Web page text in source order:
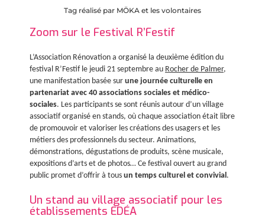
Tag réalisé par MÖKA et les volontaires
Zoom sur le Festival R’Festif
L’Association Rénovation a organisé la deuxième édition du
festival R’Festif le jeudi 21 septembre au Rocher de Palmer,
une manifestation basée sur une journée culturelle en
partenariat avec 40 associations sociales et médico-
sociales. Les participants se sont réunis autour d’un village
associatif organisé en stands, où chaque association était libre
de promouvoir et valoriser les créations des usagers et les
métiers des professionnels du secteur. Animations,
démonstrations, dégustations de produits, scène musicale,
expositions d’arts et de photos… Ce festival ouvert au grand
public promet d’offrir à tous un temps culturel et convivial .
Un stand au village associatif pour les
établissements EDÉA